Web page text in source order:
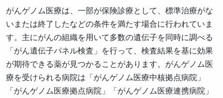
がんゲノム医療は、一部が保険診療として、標準治療がな
いまたは終了したなどの条件を満たす場合に行われていま
す。主にがんの組織を用いて多数の遺伝子を同時に調べる
「がん遺伝子パネル検査」を行って、検査結果を基に効果
が期待できる薬が見つかることがあります。がんゲノム医
療を受けられる病院は「がんゲノム医療中核拠点病院」
「がんゲノム医療拠点病院」「がんゲノム医療連携病院」